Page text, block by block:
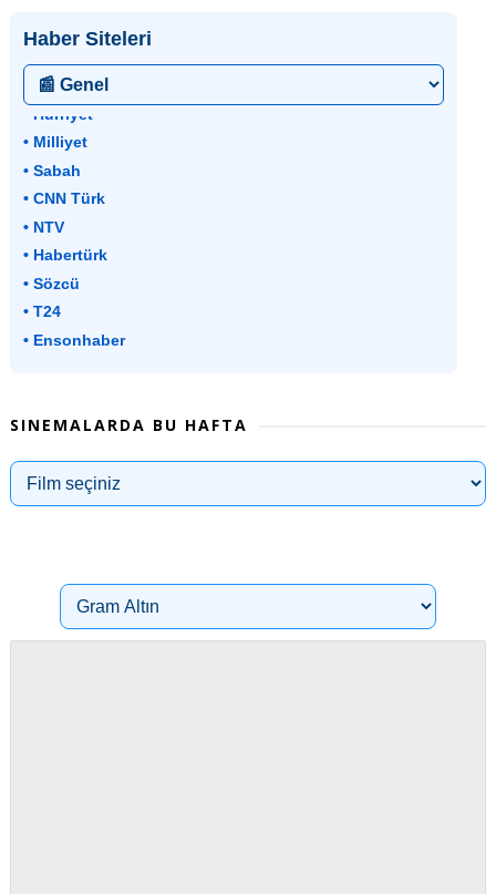
Haber Siteleri
• Hürriyet
• Milliyet
SINEMALARDA BU HAFTA